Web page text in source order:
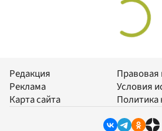
Редакция
Реклама
Карта сайта
Условия
Политика